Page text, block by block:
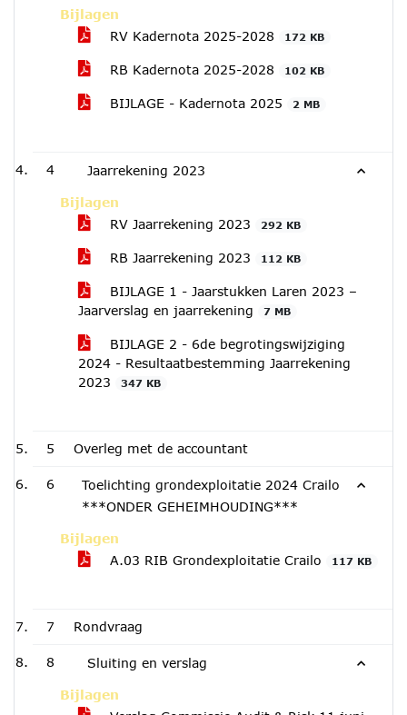
Bijlagen
RV Kadernota 2025-2028
172 KB
RB Kadernota 2025-2028 102 KB
BIJLAGE - Kadernota 2025 2 MB
4 Jaarrekening 2023
Bijlagen
RV Jaarrekening 2023
292 KB
RB Jaarrekening 2023 112 KB
BIJLAGE 1 - Jaarstukken Laren 2023 –
Jaarverslag en jaarrekening
7 MB
BIJLAGE 2 - 6de begrotingswijziging
2024 - Resultaatbestemming Jaarrekening
2023
347 KB
5 Overleg met de accountant
6
Toelichting grondexploitatie 2024 Crailo
***ONDER GEHEIMHOUDING***
Bijlagen
A.03 RIB Grondexploitatie Crailo
117 KB
7 Rondvraag
8 Sluiting en verslag
Bijlagen